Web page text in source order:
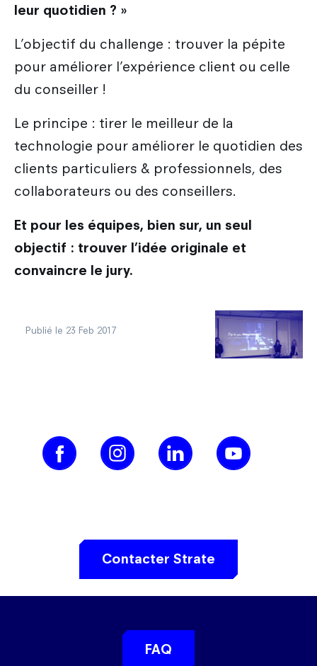
leur quotidien ? »
L’objectif du challenge : trouver la pépite
pour améliorer l’expérience client ou celle
du conseiller !
Le principe : tirer le meilleur de la
technologie pour améliorer le quotidien des
clients particuliers & professionnels, des
collaborateurs ou des conseillers.
Et pour les équipes, bien sur, un seul
objectif : trouver l’idée originale et
convaincre le jury.
Publié le 23 Feb 2017
Contacter Strate
FAQ